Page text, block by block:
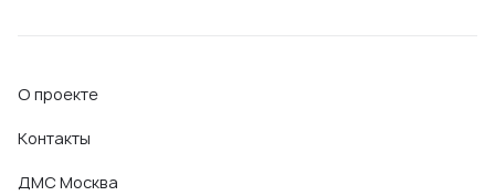
О проекте
Контакты
ДМС Москва